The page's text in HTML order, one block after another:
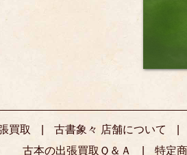
買取 古書象々 店舗について
古本の出張買取Ｑ＆Ａ
特定